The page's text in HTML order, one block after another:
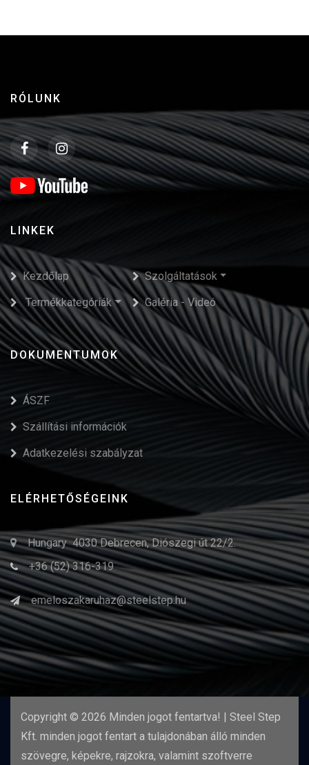
RÓLUNK
LINKEK
Kezdőlap
Termékkategóriák
Szolgáltatások
Galéria - Videó
DOKUMENTUMOK
ÁSZF
Szállítási információk
Adatkezelési szabályzat
ELÉRHETŐSÉGEINK
Hungary 4030 Debrecen, Diószegi út 22/2.
+36 (52) 316-319
emeloszakaruhaz@steelstep.hu
Copyright © 2026 Minden jogot fentartva! | Steel Step
Kft. minden jogot fentart a tulajdonában álló minden
szövegre, képekre, rajzokra, valamint szoftverre